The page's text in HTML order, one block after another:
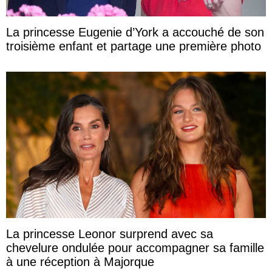
La princesse Eugenie d’York a accouché de son
troisième enfant et partage une première photo
La princesse Leonor surprend avec sa
chevelure ondulée pour accompagner sa famille
à une réception à Majorque